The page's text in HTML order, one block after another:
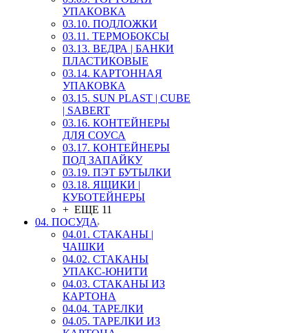
УПАКОВКА
03.10. ПОДЛОЖКИ
03.11. ТЕРМОБОКСЫ
03.13. ВЕДРА | БАНКИ
ПЛАСТИКОВЫЕ
03.14. КАРТОННАЯ
УПАКОВКА
03.15. SUN PLAST | CUBE
| SABERT
03.16. КОНТЕЙНЕРЫ
ДЛЯ СОУСА
03.17. КОНТЕЙНЕРЫ
ПОД ЗАПАЙКУ
03.19. ПЭТ БУТЫЛКИ
03.18. ЯЩИКИ |
КУБОТЕЙНЕРЫ
+ ЕЩЕ 11
04. ПОСУДА
04.01. СТАКАНЫ |
ЧАШКИ
04.02. СТАКАНЫ
УПАКС-ЮНИТИ
04.03. СТАКАНЫ ИЗ
КАРТОНА
04.04. ТАРЕЛКИ
04.05. ТАРЕЛКИ ИЗ